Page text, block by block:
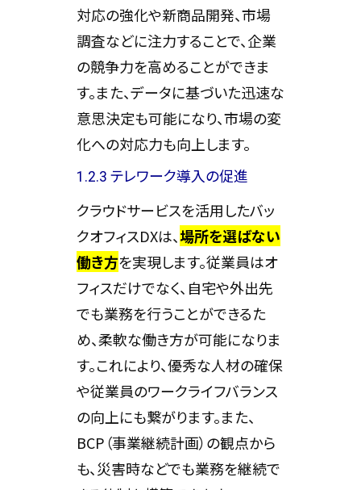
対応の強化や新商品開発、市場
調査などに注力することで、企業
の競争力を高めることができま
す。また、データに基づいた迅速な
意思決定も可能になり、市場の変
化への対応力も向上します。
1.2.3 テレワーク導入の促進
クラウドサービスを活用したバッ
クオフィスDXは、場所を選ばない
働き方を実現します。従業員はオ
フィスだけでなく、自宅や外出先
でも業務を行うことができるた
め、柔軟な働き方が可能になりま
す。これにより、優秀な人材の確保
や従業員のワークライフバランス
の向上にも繋がります。また、
BCP（事業継続計画）の観点から
も、災害時などでも業務を継続で